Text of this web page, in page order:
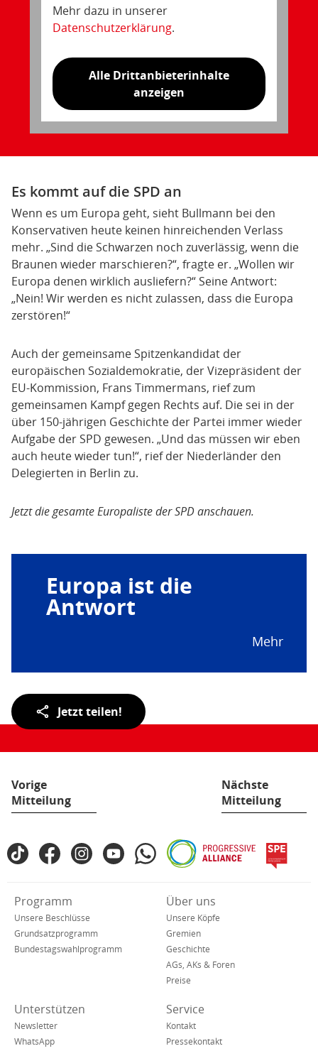
Mehr dazu in unserer
Datenschutzerklärung.
Alle Drittanbieterinhalte
anzeigen
Es kommt auf die SPD an
Wenn es um Europa geht, sieht Bullmann bei den
Konservativen heute keinen hinreichenden Verlass
mehr. „Sind die Schwarzen noch zuverlässig, wenn die
Braunen wieder marschieren?“, fragte er. „Wollen wir
Europa denen wirklich ausliefern?“ Seine Antwort:
„Nein! Wir werden es nicht zulassen, dass die Europa
zerstören!“
Auch der gemeinsame Spitzenkandidat der
europäischen Sozialdemokratie, der Vizepräsident der
EU-Kommission, Frans Timmermans, rief zum
gemeinsamen Kampf gegen Rechts auf. Die sei in der
über 150-jährigen Geschichte der Partei immer wieder
Aufgabe der SPD gewesen. „Und das müssen wir eben
auch heute wieder tun!“, rief der Niederländer den
Delegierten in Berlin zu.
Jetzt die gesamte Europaliste der SPD anschauen.
Europa ist die
Antwort
Mehr
Teilen
der
Jetzt teilen!
Vorige
Mitteilung
Nächste
Mitteilung
Fußbereich
SPD
sozialen
Netzwerken
TikTokFacebookInstagramYouTubeWhatsAppProgressive
Alliance
Verkürzte
Navigation
Programm
Unsere Beschlüsse
Grundsatzprogramm
Bundestagswahlprogramm
Über uns
Unsere Köpfe
Gremien
Geschichte
AGs, AKs & Foren
Preise
Unterstützen
Newsletter
WhatsApp
Service
Kontakt
Pressekontakt